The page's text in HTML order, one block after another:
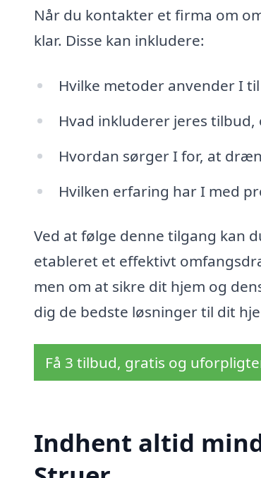
Når du kontakter et firma om
klar. Disse kan inkludere:
Hvilke metoder anvender I
Hvad inkluderer jeres
Hvordan sørger I for, at
Hvilken erfaring har I med
Ved at følge denne tilgang kan
etableret et effektivt
men om at sikre dit hjem og
dig de bedste løsninger til dit
Få 3 tilbud, gratis og
Indhent altid